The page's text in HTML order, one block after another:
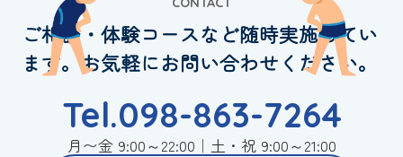
ご相談・体験コースなど随時実施してい
ます。お気軽にお問い合わせください。
Tel.098-863-7264
月〜金 9:00～22:00｜土・祝 9:00～21:00